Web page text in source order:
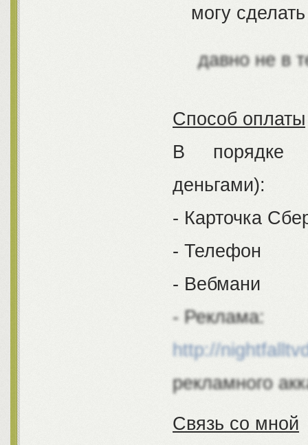
могу
давно не в
Способ оплаты
В порядке
деньгами):
- Карточка
- Телефон
- Вебмани
- Реклама:
http://
рекламного
Связь со мной